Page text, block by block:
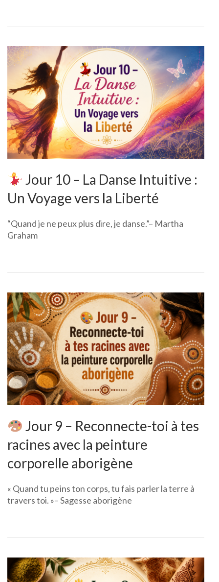
Jour 10 – La Danse Intuitive :
Un Voyage vers la Liberté
“Quand je ne peux plus dire, je danse.”– Martha
Graham
Jour 9 – Reconnecte-toi à tes
racines avec la peinture
corporelle aborigène
« Quand tu peins ton corps, tu fais parler la terre à
travers toi. »– Sagesse aborigène